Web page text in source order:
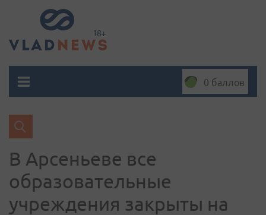
0 баллов
В Арсеньеве все
образовательные
учреждения закрыты на